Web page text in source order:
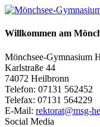
Willkommen am
Mönchsee-Gymnasium
Karlstraße 44
74072 Heilbronn
Telefon: 07131 562452
Telefax: 07131 564229
E-Mail: rektorat@msg-
Social Media